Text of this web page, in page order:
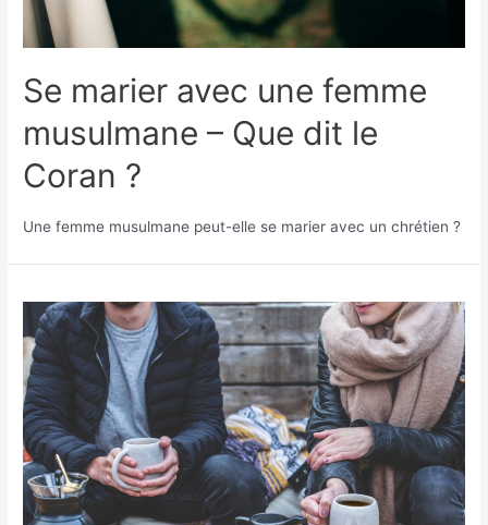
Se marier avec une femme
musulmane – Que dit le
Coran ?
Une femme musulmane peut-elle se marier avec un chrétien ?